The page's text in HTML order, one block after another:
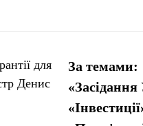
для
Денис
За темами: